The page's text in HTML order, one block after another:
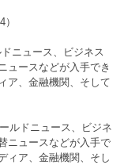
ニュース、ビジネス
ュースなどが入手でき
ア、金融機関、そして
ルドニュース、ビジネ
ニュースなどが入手で
ィア、金融機関、そし